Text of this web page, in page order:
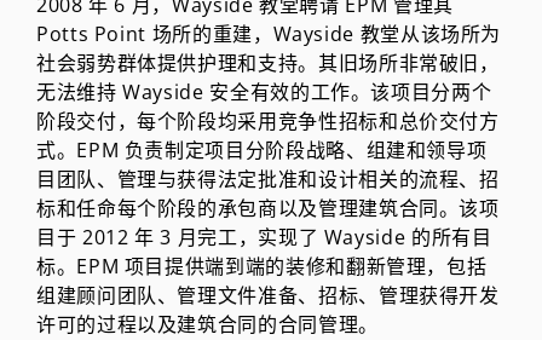
Potts Point 场所的重建，Wayside 教堂从该场所为
社会弱势群体提供护理和支持。其旧场所非常破旧，
无法维持 Wayside 安全有效的工作。该项目分两个
阶段交付，每个阶段均采用竞争性招标和总价交付方
式。EPM 负责制定项目分阶段战略、组建和领导项
目团队、管理与获得法定批准和设计相关的流程、招
标和任命每个阶段的承包商以及管理建筑合同。该项
目于 2012 年 3 月完工，实现了 Wayside 的所有目
标。EPM 项目提供端到端的装修和翻新管理，包括
组建顾问团队、管理文件准备、招标、管理获得开发
许可的过程以及建筑合同的合同管理。